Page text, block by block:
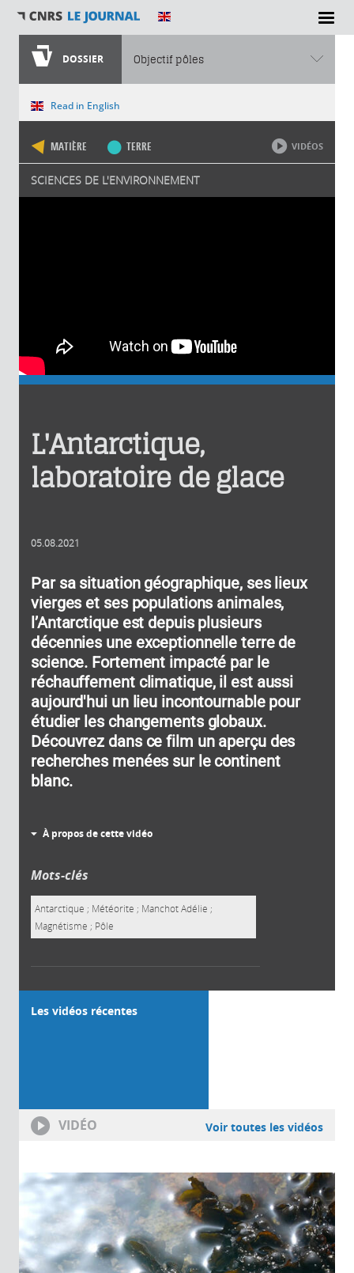
DOSSIER Objectif pôles
Vous êtes ici
Read in English
MATIÈRE TERRE
SCIENCES DE L'ENVIRONNEMENT
VIDÉOS
L'Antarctique,
laboratoire de glace
05.08.2021
Par sa situation géographique, ses lieux
vierges et ses populations animales,
l’Antarctique est depuis plusieurs
décennies une exceptionnelle terre de
science. Fortement impacté par le
réchauffement climatique, il est aussi
aujourd'hui un lieu incontournable pour
étudier les changements globaux.
Découvrez dans ce film un aperçu des
recherches menées sur le continent
blanc.
À propos de cette vidéo
Mots-clés
Antarctique ; Météorite ; Manchot Adélie ;
Magnétisme ; Pôle
Les vidéos récentes
VIDÉO Voir toutes les vidéos